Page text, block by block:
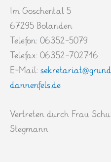
Im Goschental 5
67295 Bolanden
Telefon: 06352-5079
Telefax: 06352-702716
E-Mail:
dannenfels.de
Vertreten durch Frau
Stegmann